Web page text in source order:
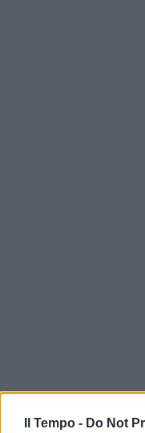
Il Tempo - Do Not